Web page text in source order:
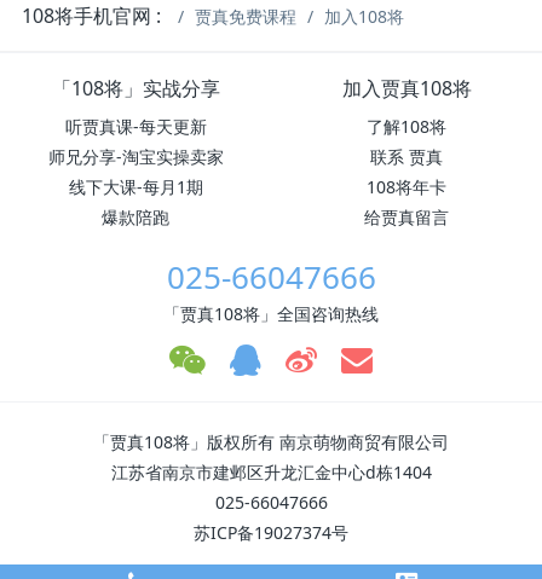
108将手机官网 : 贾真免费课程 加入108将
「108将」实战分享
听贾真课-每天更新
师兄分享-淘宝实操卖家
线下大课-每月1期
爆款陪跑
加入贾真108将
了解108将
联系 贾真
108将年卡
给贾真留言
025-66047666
「贾真108将」全国咨询热线
「贾真108将」版权所有 南京萌物商贸有限公司
江苏省南京市建邺区升龙汇金中心d栋1404
025-66047666
苏ICP备19027374号